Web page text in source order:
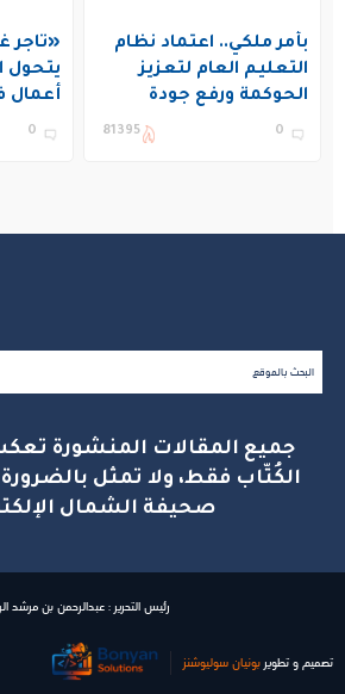
بأمر ملكي.. اعتماد نظام
التعليم العام لتعزيز
الحوكمة ورفع جودة
التعليم في المملكة
0
81395
«تاجر
يتحول
أعمال
0
جميع المقالات المنشورة
الكُتّاب فقط، ولا تمثل
صحيفة الشمال
رئيس التحرير : عبدالرحمن بن مرشد
تصميم و تطوير بونیان سولیوشنز